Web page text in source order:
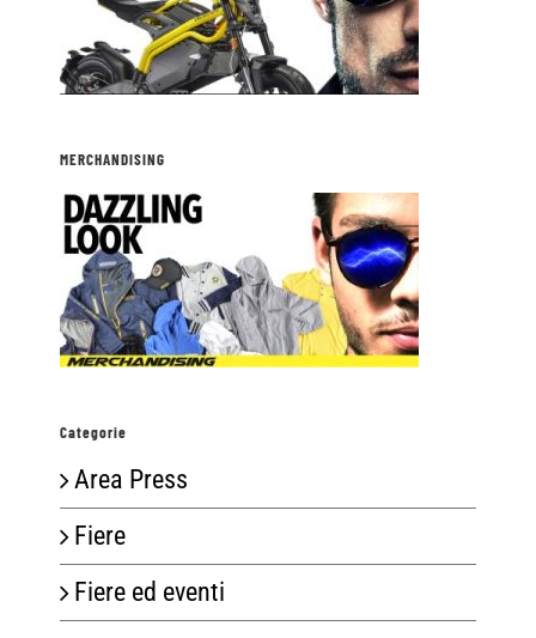
MERCHANDISING
Categorie
Area Press
Fiere
Fiere ed eventi